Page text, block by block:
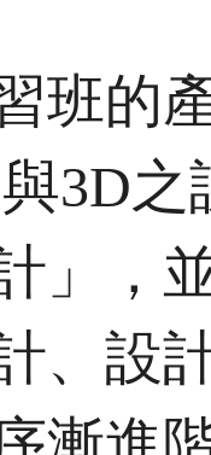
班的
3D
」，
、設